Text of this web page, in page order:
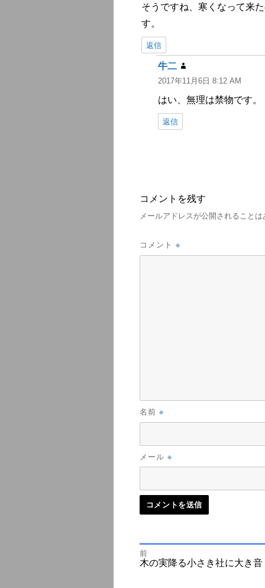
そうですね、寒くなって来
す。
返信
牛二
り:
2017年11月6日 8:12 AM
はい、無理は禁物です。
返信
コメントを残す
メールアドレスが公開されることは
コメント ※
名前 ※
メール ※
投
前
前
の
木の実降る小さき社に大き音